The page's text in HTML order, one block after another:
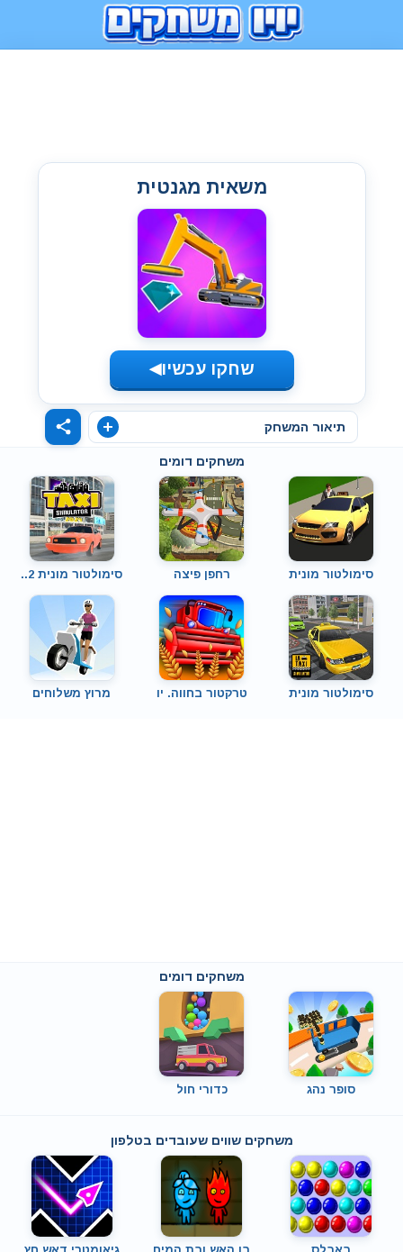
משאית מגנטית
שחקו עכשיו◀
תיאור המשחק
משחקים דומים
סימולטור מונית רחפן פיצה סימולטור מונית 2..
סימולטור מונית טרקטור בחווה. יו מרוץ משלוחים
משחקים דומים
סופר נהג כדורי חול
משחקים שווים שעובדים בטלפון